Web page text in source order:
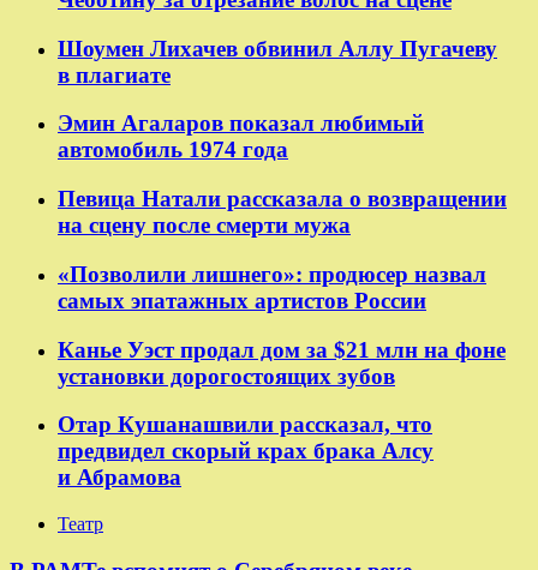
Шоумен Лихачев обвинил Аллу Пугачеву
в плагиате
Эмин Агаларов показал любимый
автомобиль 1974 года
Певица Натали рассказала о возвращении
на сцену после смерти мужа
«Позволили лишнего»: продюсер назвал
самых эпатажных артистов России
Канье Уэст продал дом за $21 млн на фоне
установки дорогостоящих зубов
Отар Кушанашвили рассказал, что
предвидел скорый крах брака Алсу
и Абрамова
Театр